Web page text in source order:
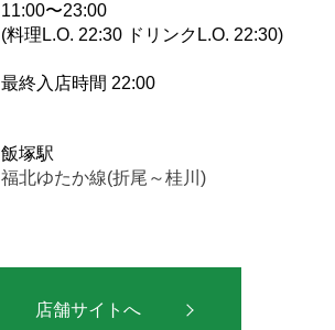
11:00〜23:00
(料理L.O. 22:30 ドリンクL.O. 22:30)
最終入店時間 22:00
飯塚駅
福北ゆたか線(折尾～桂川)
店舗サイトへ